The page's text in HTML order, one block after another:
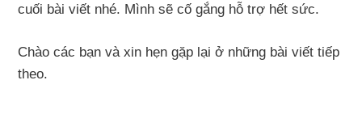
cuối bài viết nhé. Mình sẽ cố gắng hỗ trợ hết sức.
Chào các bạn và xin hẹn gặp lại ở những bài viết tiếp
theo.